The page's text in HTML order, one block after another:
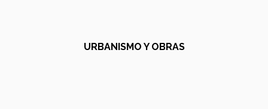
URBANISMO Y OBRAS